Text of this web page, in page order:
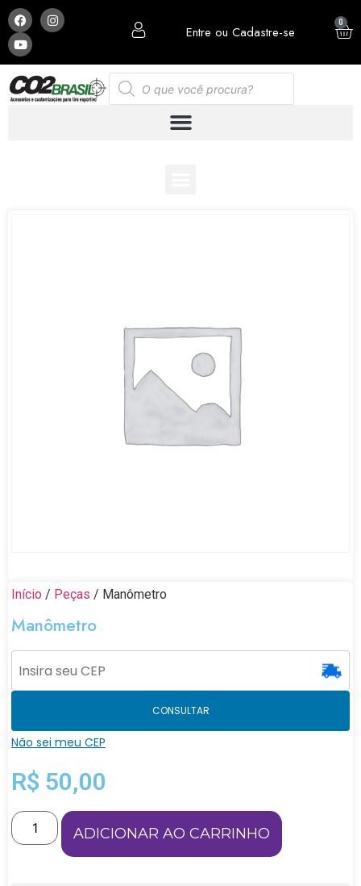
Entre ou Cadastre-se
0
Início / Peças / Manômetro
Manômetro
CONSULTAR
Não sei meu CEP
R$ 50,00
ADICIONAR AO CARRINHO